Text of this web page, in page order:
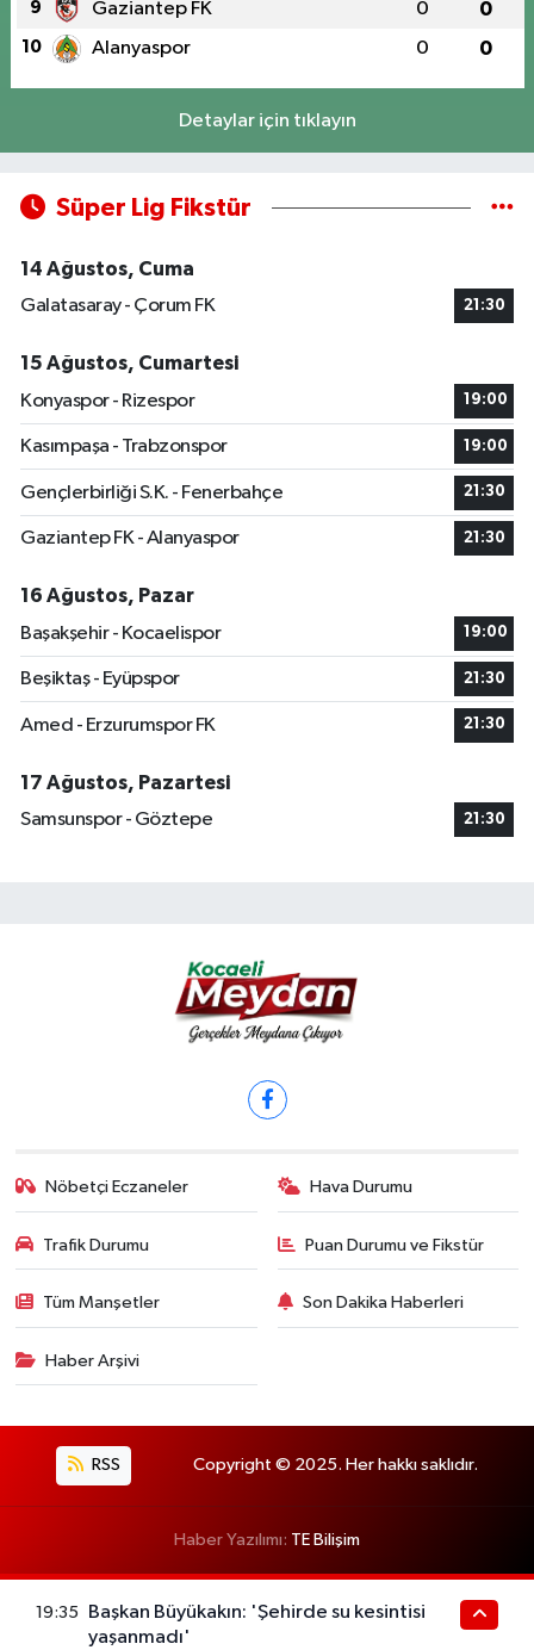
9 Gaziantep FK 0 0
10 Alanyaspor 0 0
Detaylar için tıklayın
Süper Lig Fikstür
14 Ağustos, Cuma
Galatasaray - Çorum FK
21:30
15 Ağustos, Cumartesi
Konyaspor - Rizespor
19:00
Kasımpaşa - Trabzonspor 19:00
Gençlerbirliği S.K. - Fenerbahçe 21:30
Gaziantep FK - Alanyaspor 21:30
16 Ağustos, Pazar
Başakşehir - Kocaelispor
19:00
Beşiktaş - Eyüpspor 21:30
Amed - Erzurumspor FK 21:30
17 Ağustos, Pazartesi
Samsunspor - Göztepe
21:30
Nöbetçi Eczaneler Hava Durumu
Trafik Durumu Puan Durumu ve Fikstür
Tüm Manşetler Son Dakika Haberleri
Haber Arşivi
RSS Copyright © 2025. Her hakkı saklıdır.
Haber Yazılımı: TE Bilişim
19:35
Başkan Büyükakın: 'Şehirde su kesintisi
yaşanmadı'